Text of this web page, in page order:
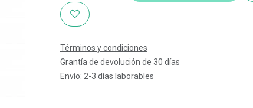
Términos y condiciones
Grantía de devolución de 30 días
Envío: 2-3 días laborables